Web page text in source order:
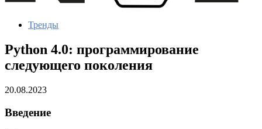
Тренды
Python 4.0: программирование
следующего поколения
20.08.2023
Введение